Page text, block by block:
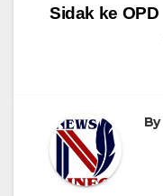
pos
Sidak ke OPD
By